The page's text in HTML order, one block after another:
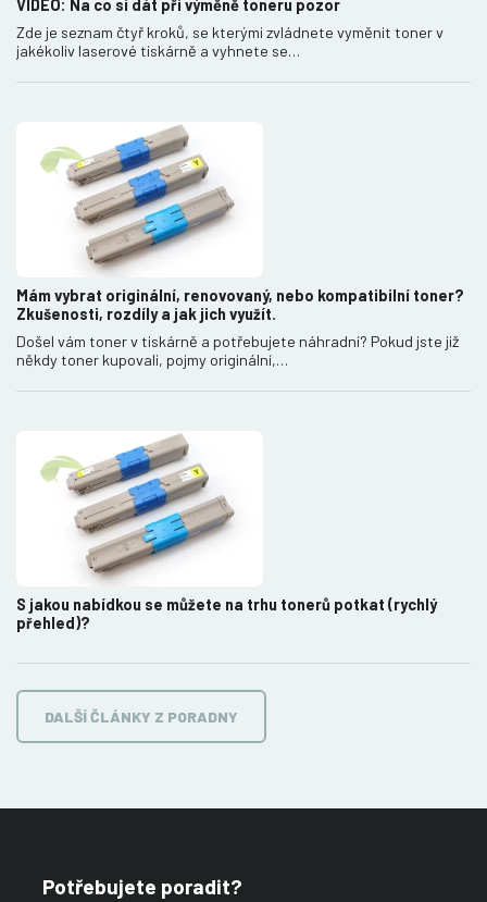
VIDEO: Na co si dát při výměně toneru pozor
Zde je seznam čtyř kroků, se kterými zvládnete vyměnit toner v
jakékoliv laserové tiskárně a vyhnete se…
Mám vybrat originální, renovovaný, nebo kompatibilní toner?
Zkušenosti, rozdíly a jak jich využít.
Došel vám toner v tiskárně a potřebujete náhradní? Pokud jste již
někdy toner kupovali, pojmy originální,…
S jakou nabídkou se můžete na trhu tonerů potkat (rychlý
přehled)?
DALŠÍ ČLÁNKY Z PORADNY
Potřebujete poradit?